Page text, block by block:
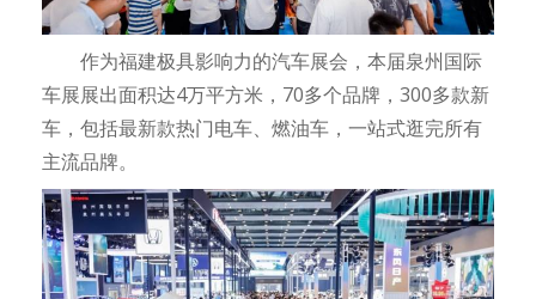
作为福建极具影响力的汽车展会，本届泉州国际
车展展出面积达4万平方米，70多个品牌，300多款新
车，包括最新款热门电车、燃油车，一站式逛完所有
主流品牌。